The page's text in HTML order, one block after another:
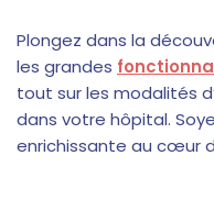
Plongez dans la
les grandes
tout sur les modalités
dans votre hôpital.
enrichissante au cœur